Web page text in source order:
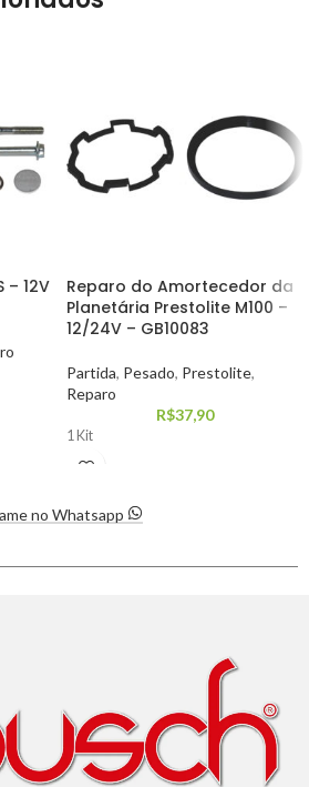
– 12V
Reparo do Amortecedor da
Planetária Prestolite M100 –
12/24V – GB10083
Partida, Pesado, Prestolite,
Reparo
R$37,90
1 Kit
no Whatsapp